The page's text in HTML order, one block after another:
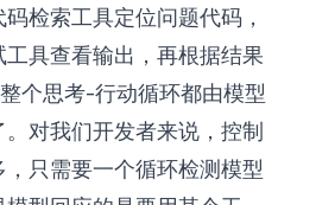
检索工具定位问题代码，
具查看输出，再根据结果
个思考-行动循环都由模型
对我们开发者来说，控制
只需要一个循环检测模型